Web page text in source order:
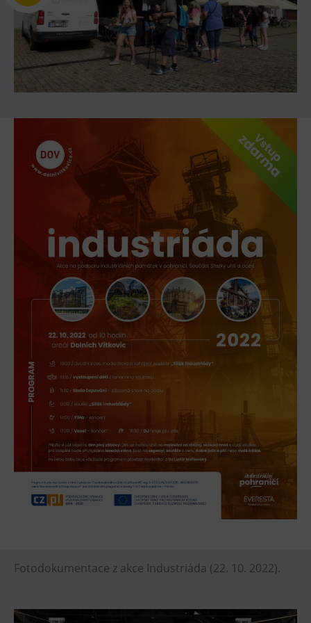
L’Osteria
PECKA DOV
Restaurace VP ART
Bistropen
CØKAFE Dolní Vítkovice
Ubytování
Vila Liběna
Narozeninové oslavy
Letní tábory
Tematické dárkové poukazy
Pro školy
DOVýuky
Kroužky pro děti
Výjezdní akce
Fotodokumentace z akce Industriáda (22. 10. 2022).